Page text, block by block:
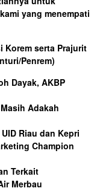
yang menempati
Korem serta Prajurit
Penrem)
Dayak, AKBP
Adakah
Riau dan Kepri
Champion
Terkait
Merbau